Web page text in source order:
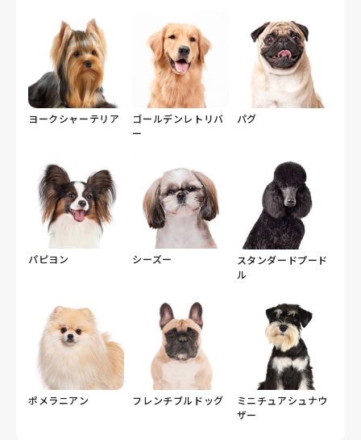
ヨークシャーテリア
ゴールデンレトリバ
ー
パグ
パピヨン シーズー
スタンダードプード
ル
ポメラニアン フレンチブルドッグ
ミニチュアシュナウ
ザー